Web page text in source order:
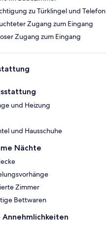
zu Türklingel und Telefon
Zugang zum Eingang
Zugang zum Eingang
und Heizung
und Hausschuhe
Nächte
Zimmer
Bettwaren
Annehmlichkeiten